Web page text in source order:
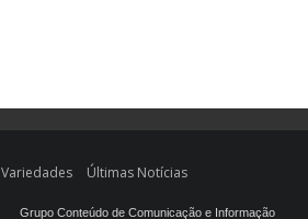
Variedades Últimas Notícias
Grupo Conteúdo de Comunicação e Informação